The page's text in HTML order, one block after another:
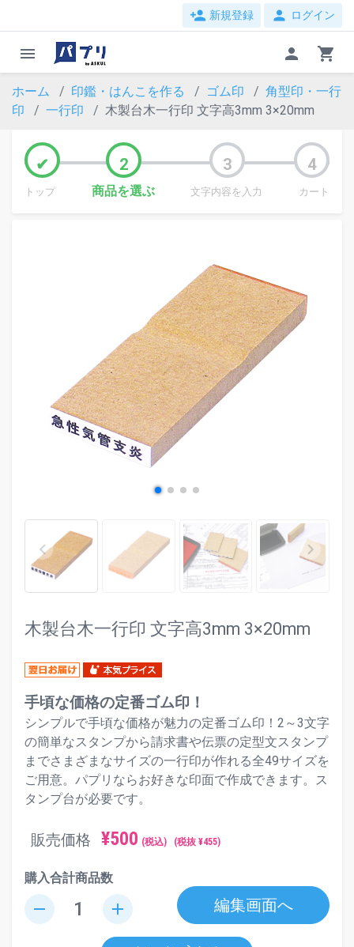
person_add 新規登録 person ログイン
menu person shopping_cart
ホーム 印鑑・はんこを作る ゴム印
角型印・一行
印
一行印 木製台木一行印 文字高3mm 3×20mm
トップ 商品を選ぶ 文字内容を入力 カート
keyboard_arrow_left keyboard_arrow_right
木製台木一行印 文字高3mm 3×20mm
手頃な価格の定番ゴム印！
シンプルで手頃な価格が魅力の定番ゴム印！2～3文字
の簡単なスタンプから請求書や伝票の定型文スタンプ
までさまざまなサイズの一行印が作れる全49サイズを
ご用意。パプリならお好きな印面で作成できます。ス
タンプ台が必要です。
販売価格 ¥500 (税込) (税抜 ¥455)
購入合計商品数
remove add 編集画面へ